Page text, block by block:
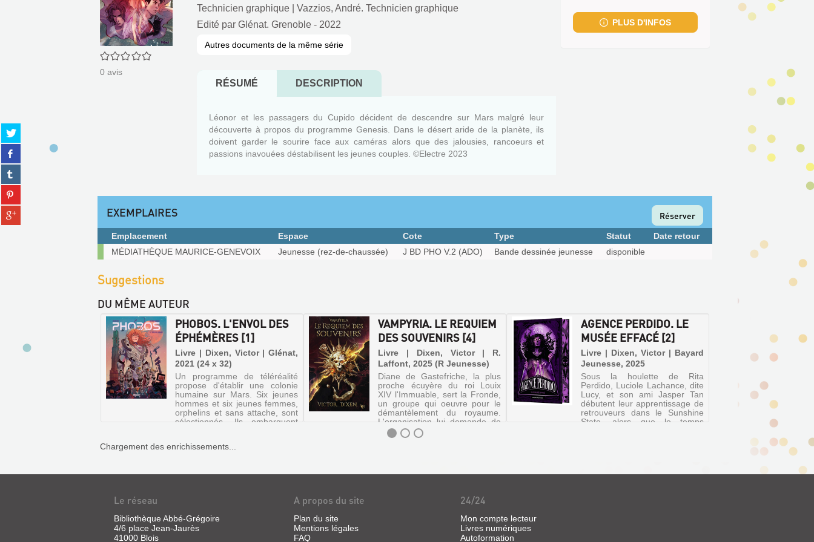
Partager
sur
twitter
(Nouvelle
fenêtre)
Partager
sur
facebook
(Nouvelle
fenêtre)
Partager
sur
tumblr
(Nouvelle
fenêtre)
Partager
sur
pinterest
(Nouvelle
Partager
sur
0/5
0 avis
Technicien graphique
Vazzios, André. Technicien graphique
Edité par Glénat. Grenoble - 2022
Autres documents de la même série
RÉSUMÉ DESCRIPTION
Léonor et les passagers du Cupido décident de descendre sur Mars malgré leur
découverte à propos du programme Genesis. Dans le désert aride de la planète, ils
doivent garder le sourire face aux caméras alors que des jalousies, rancoeurs et
passions inavouées déstabilisent les jeunes couples. ©Electre 2023
fenêtre)
PLUS D'INFOS
EXEMPLAIRES Réserver
Exemplaires
Emplacement Espace Cote Type Statut
Date retour
MÉDIATHÈQUE MAURICE-GENEVOIX
Jeunesse (rez-de-chaussée) J BD PHO V.2 (ADO) Bande dessinée jeunesse disponible
Suggestions
DU MÊME AUTEUR
VAMPYRIA. LE REQUIEM
DES SOUVENIRS [4]
Livre | Dixen, Victor | R.
Laffont, 2025 (R Jeunesse)
Diane de Gastefriche, la plus
proche écuyère du roi Louix
XIV l'Immuable, sert la Fronde,
un groupe qui oeuvre pour le
démantèlement du royaume.
L'organisation lui demande de
s'allier à six Desperados venus
des Amériques afin de m...
AGENCE PERDIDO. LE
MUSÉE EFFACÉ [2]
Livre | Dixen, Victor | Bayard
Jeunesse, 2025
Sous la houlette de Rita
Perdido, Luciole Lachance, dite
Lucy, et son ami Jasper Tan
débutent leur apprentissage de
retrouveurs dans le Sunshine
State, alors que le temps
PHOBOS. L'ENVOL DES
ÉPHÉMÈRES [1]
Livre | Dixen, Victor | Glénat,
2021 (24 x 32)
Un programme de téléréalité
propose d'établir une colonie
humaine sur Mars. Six jeunes
hommes et six jeunes femmes,
orphelins et sans attache, sont
sélectionnés. Ils embarquent
VAMPYRIA.
LE
REQUIEM
Chargement des enrichissements...
Le réseau
Bibliothèque Abbé-Grégoire
4/6 place Jean-Jaurès
41000 Blois
A propos du site
Plan du site
Mentions légales
FAQ
24/24
Mon compte lecteur
Livres numériques
Autoformation